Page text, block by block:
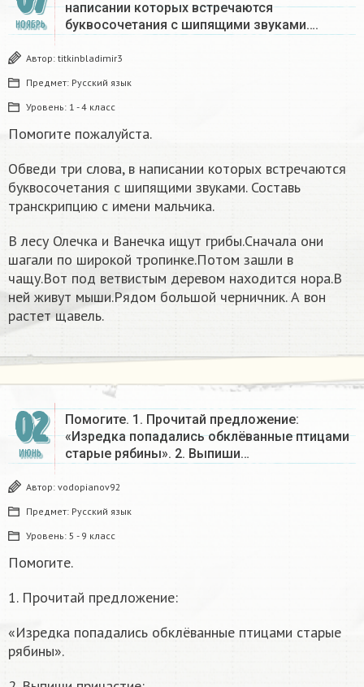
НОЯБРЬ
написании которых встречаются
буквосочетания с шипящими звуками….
Автор: titkinbladimir3
Предмет: Русский язык
Уровень: 1 - 4 класс
Помогите пожалуйста.
Обведи три слова, в написании которых встречаются
буквосочетания с шипящими звуками. Составь
транскрипцию с имени мальчика.
В лесу Олечка и Ванечка ищут грибы.Сначала они
шагали по широкой тропинке.Потом зашли в
чащу.Вот под ветвистым деревом находится нора.В
ней живут мыши.Рядом большой черничник. А вон
растет щавель.
02
ИЮНЬ
Помогите. 1. Прочитай предложение:
«Изредка попадались обклёванные птицами
старые рябины». 2. Выпиши…
Автор: vodopianov92
Предмет: Русский язык
Уровень: 5 - 9 класс
Помогите.
1. Прочитай предложение:
«Изредка попадались обклёванные птицами старые
рябины».